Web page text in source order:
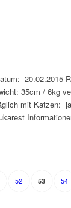
20.02.2015
35cm / 6kg
mit Katzen:
52 53 54